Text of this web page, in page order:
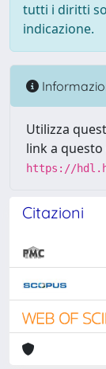
tutti i diritti
indicazione.
Utilizza
link a
https://
Citazioni